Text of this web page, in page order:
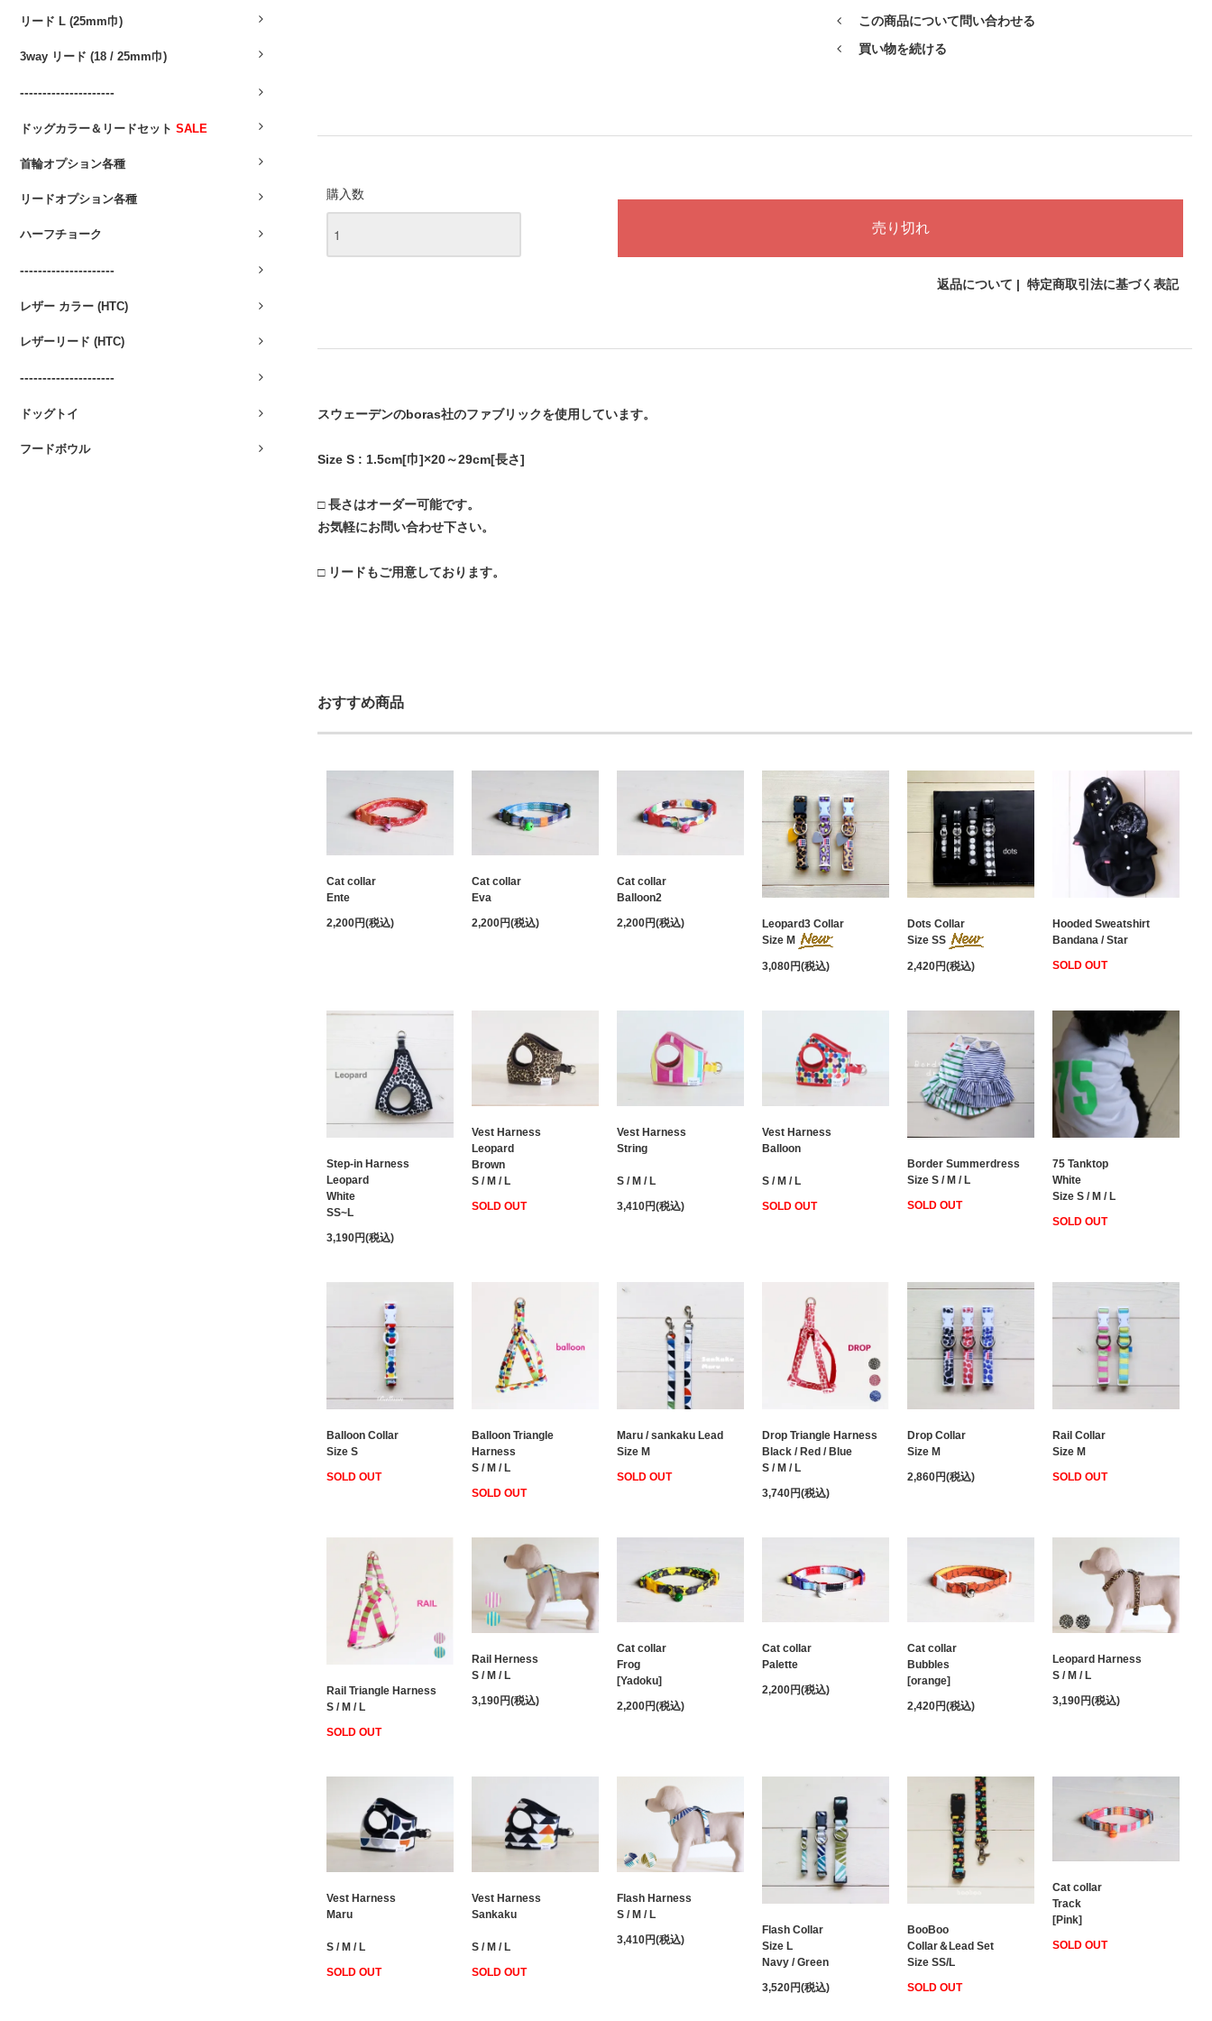
リード L (25mm巾)
3way リード (18 / 25mm巾)
---------------------
ドッグカラー＆リードセット SALE
首輪オプション各種
リードオプション各種
ハーフチョーク
---------------------
レザー カラー (HTC)
レザーリード (HTC)
---------------------
ドッグトイ
フードボウル
この商品について問い合わせる
買い物を続ける
購入数
返品について | 特定商取引法に基づく表記
スウェーデンのboras社のファブリックを使用しています。
Size S : 1.5cm[巾]×20～29cm[長さ]
□ 長さはオーダー可能です。
お気軽にお問い合わせ下さい。
□ リードもご用意しております。
おすすめ商品
Cat collar
Ente
2,200円(税込)
Cat collar
Eva
2,200円(税込)
Cat collar
Balloon2
2,200円(税込)
Leopard3 Collar
Size M
3,080円(税込)
Dots Collar
Size SS
2,420円(税込)
Hooded Sweatshirt
Bandana / Star
SOLD OUT
Step-in Harness
Leopard
White
SS~L
3,190円(税込)
Vest Harness
Leopard
Brown
S / M / L
SOLD OUT
Vest Harness
String
S / M / L
3,410円(税込)
Vest Harness
Balloon
S / M / L
SOLD OUT
Border Summerdress
Size S / M / L
SOLD OUT
75 Tanktop
White
Size S / M / L
SOLD OUT
Balloon Collar
Size S
SOLD OUT
Balloon Triangle
Harness
S / M / L
SOLD OUT
Maru / sankaku Lead
Size M
SOLD OUT
Drop Triangle Harness
Black / Red / Blue
S / M / L
3,740円(税込)
Drop Collar
Size M
2,860円(税込)
Rail Collar
Size M
SOLD OUT
Rail Triangle Harness
S / M / L
SOLD OUT
Rail Herness
S / M / L
3,190円(税込)
Cat collar
Frog
[Yadoku]
2,200円(税込)
Cat collar
Palette
2,200円(税込)
Cat collar
Bubbles
[orange]
2,420円(税込)
Leopard Harness
S / M / L
3,190円(税込)
Vest Harness
Maru
S / M / L
SOLD OUT
Vest Harness
Sankaku
S / M / L
SOLD OUT
Flash Harness
S / M / L
3,410円(税込)
Flash Collar
Size L
Navy / Green
3,520円(税込)
BooBoo
Collar＆Lead Set
Size SS/L
SOLD OUT
Cat collar
Track
[Pink]
SOLD OUT